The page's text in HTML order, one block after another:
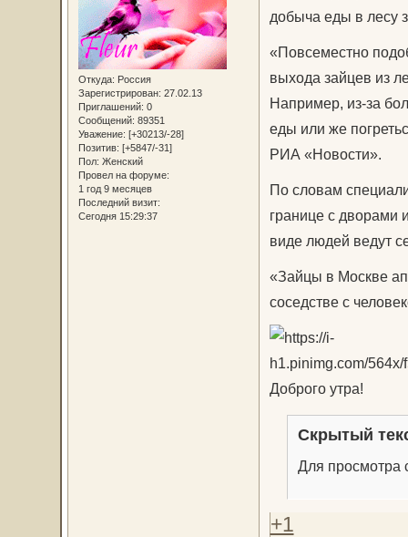
Откуда: Россия
Зарегистрирован: 27.02.13
Приглашений: 0
Сообщений: 89351
Уважение: [+30213/-28]
Позитив: [+5847/-31]
Пол: Женский
Провел на форуме:
1 год 9 месяцев
Последний визит:
Сегодня 15:29:37
добыча еды в лесу
«Повсеместно
выхода зайцев из
Например, из-за
еды или же
РИА «Новости».
По словам
границе с дворами
виде людей ведут
«Зайцы в Москве
соседстве с
Доброго утра!
Скрытый
Для просмотра
+1